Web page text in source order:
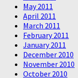
May 2011
April 2011
March 2011
February 2011
January 2011
December 2010
November 2010
October 2010